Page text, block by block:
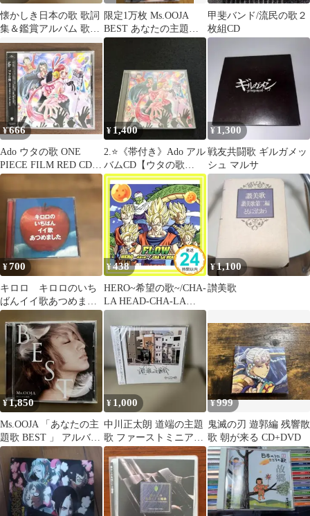
懐かしき日本の歌 歌詞
集＆鑑賞アルバム 歌の
ある風景 第一集 第一集
U-CAN
限定1万枚 Ms.OOJA
BEST あなたの主題歌
CD+DVD
甲斐バンド/流民の歌２
枚組CD
¥666
Ado ウタの歌 ONE
PIECE FILM RED CD
『 レンタル落ち』
¥ 1,400
2.⭐️《帯付き》Ado アル
バムCD【ウタの歌
ONE PIECE FILM】
¥ 1,300
戦友共闘歌 ギルガメッ
シュ マルサ
¥700
キロロ キロロのいち
ばんイイ歌あつめまし
た
¥438
HERO~希望の歌~/CHA-
LA HEAD-CHA-LA
[CD] FLOW; FLOW_02
¥1,100
讃美歌
¥1,850
Ms.OOJA 「あなたの主
題歌 BEST 」 アルバム
CD
¥ 1,000
中川正太朗 道端の主題
歌 ファーストミニアル
バム CD
¥999
鬼滅の刃 遊郭編 残響散
歌 朝が来る CD+DVD